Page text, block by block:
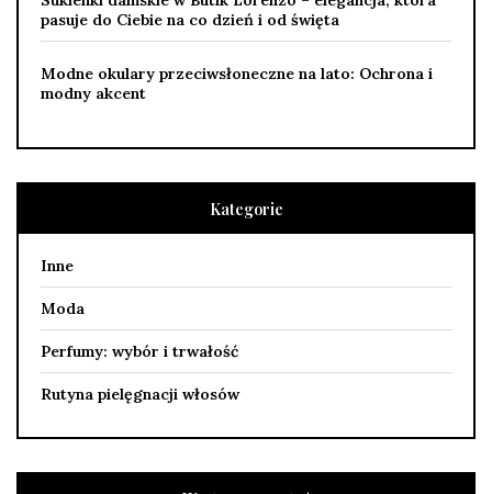
pasuje do Ciebie na co dzień i od święta
Modne okulary przeciwsłoneczne na lato: Ochrona i
modny akcent
Kategorie
Inne
Moda
Perfumy: wybór i trwałość
Rutyna pielęgnacji włosów